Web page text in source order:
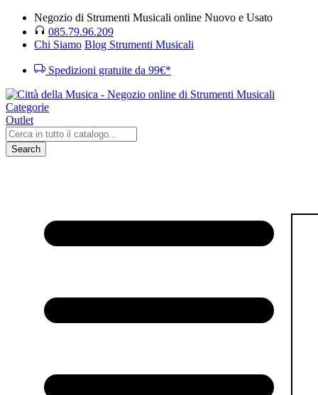
Negozio di Strumenti Musicali online Nuovo e Usato
085.79.96.209
Chi Siamo Blog Strumenti Musicali
Spedizioni gratuite da 99€*
Categorie
Outlet
Search